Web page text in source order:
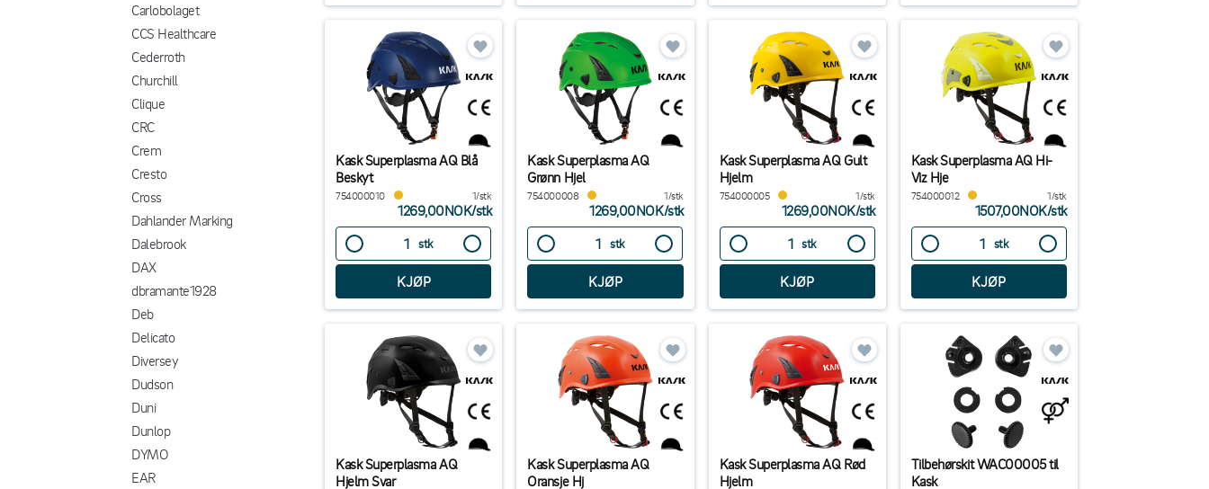
Carlobolaget
CCS Healthcare
Cederroth
Churchill
Clique
CRC
Crem
Cresto
Cross
Dahlander Marking
Dalebrook
DAX
dbramante1928
Deb
Delicato
Diversey
Dudson
Duni
Dunlop
DYMO
EAR
Kask Superplasma AQ Blå
Beskyt
754000010 1/stk
1269,00NOK/stk
stk
Kask Superplasma AQ
Grønn Hjel
754000008 1/stk
1269,00NOK/stk
stk
Kask Superplasma AQ Gult
Hjelm
754000005 1/stk
1269,00NOK/stk
stk
Kask Superplasma AQ Hi-
Viz Hje
754000012 1/stk
1507,00NOK/stk
stk
Kask Superplasma AQ
Hjelm Svar
Kask Superplasma AQ
Oransje Hj
Kask Superplasma AQ Rød
Hjelm
Tilbehørskit WAC00005 til
Kask